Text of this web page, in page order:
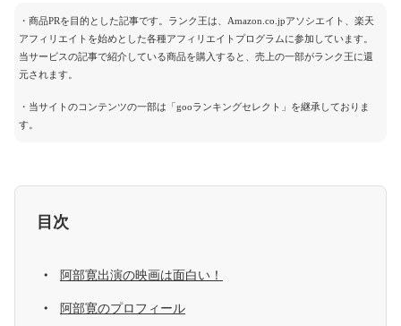
・商品PRを目的とした記事です。ランク王は、Amazon.co.jpアソシエイト、楽天
アフィリエイトを始めとした各種アフィリエイトプログラムに参加しています。
当サービスの記事で紹介している商品を購入すると、売上の一部がランク王に還
元されます。
・当サイトのコンテンツの一部は「gooランキングセレクト」を継承しておりま
す。
目次
阿部寛出演の映画は面白い！
阿部寛のプロフィール